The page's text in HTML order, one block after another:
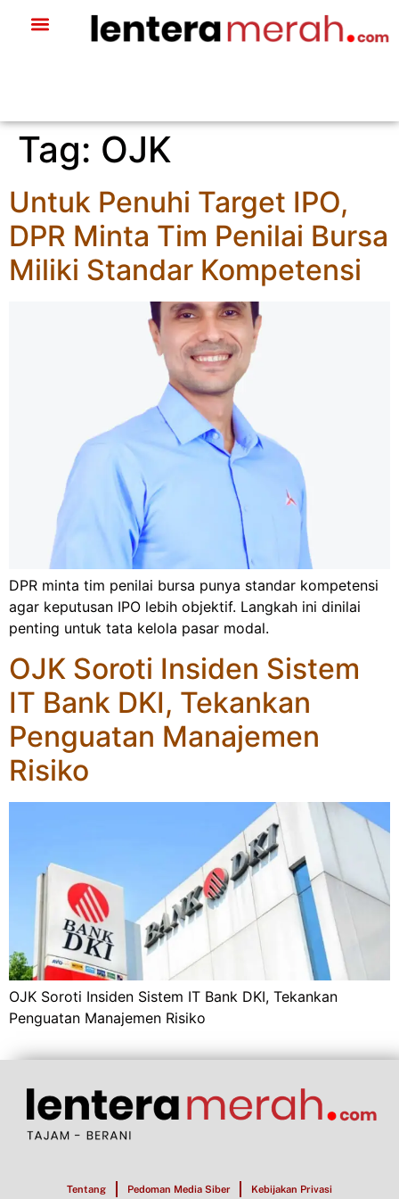
Tag: OJK
Untuk Penuhi Target IPO,
DPR Minta Tim Penilai Bursa
Miliki Standar Kompetensi
DPR minta tim penilai bursa punya standar kompetensi
agar keputusan IPO lebih objektif. Langkah ini dinilai
penting untuk tata kelola pasar modal.
OJK Soroti Insiden Sistem
IT Bank DKI, Tekankan
Penguatan Manajemen
Risiko
OJK Soroti Insiden Sistem IT Bank DKI, Tekankan
Penguatan Manajemen Risiko
Tentang Pedoman Media Siber Kebijakan Privasi